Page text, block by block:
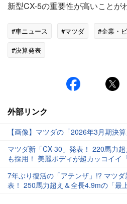
新型CX-5の重要性が高いことが
#車ニュース #マツダ #企業・
#決算発表
外部リンク
【画像】マツダの「2026年3月期決
マツダ新「CX-30」発表！ 220馬力
も採用！ 美麗ボディが超カッコイイ
7年ぶり復活の「アテンザ」!? マツダ
表！ 250馬力超え＆全長4.9mの「最